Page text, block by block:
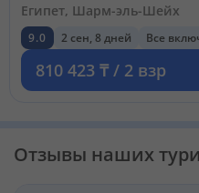
Египет, Шарм-эль-Шейх
9.0 2 сен, 8 дней Все
810 423 ₸ / 2 взр
Отзывы наших